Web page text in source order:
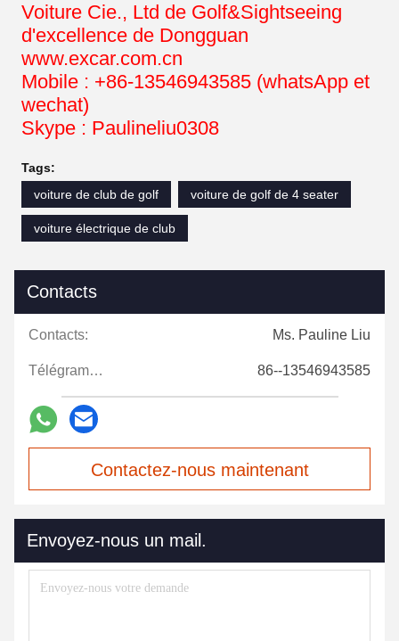
Voiture Cie., Ltd de Golf&Sightseeing
d'excellence de Dongguan
www.excar.com.cn
Mobile : +86-13546943585 (whatsApp et
wechat)
Skype : Paulineliu0308
Tags:
voiture de club de golf
voiture de golf de 4 seater
voiture électrique de club
Contacts
Contacts: Ms. Pauline Liu
Télégramme: 86--13546943585
Contactez-nous maintenant
Envoyez-nous un mail.